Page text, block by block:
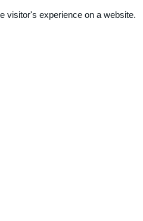
visitor's experience on a website.